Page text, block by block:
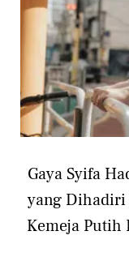
Gaya Syifa
yang Dihadiri
Kemeja Putih